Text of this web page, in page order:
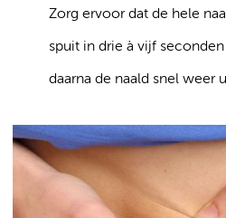
Zorg ervoor dat de hele
spuit in drie à vijf
daarna de naald snel weer